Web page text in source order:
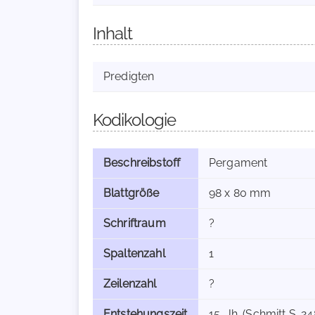
Inhalt
Predigten
Kodikologie
Beschreibstoff Pergament
Blattgröße 98 x 80 mm
Schriftraum ?
Spaltenzahl 1
Zeilenzahl ?